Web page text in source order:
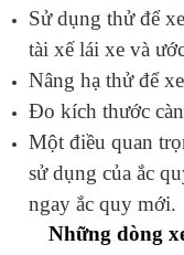
Sử dụng thử để
tài xế lái xe và
Nâng hạ thử để
Đo kích thước
Một điều quan
sử dụng của ắc
ngay ắc quy mới.
Những dòng